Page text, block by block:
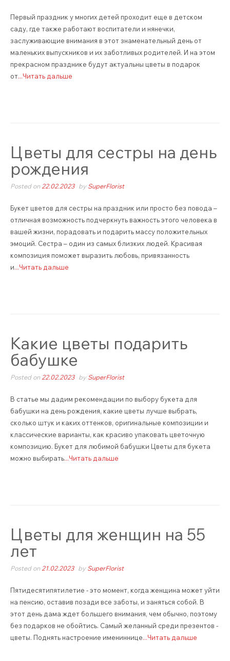
Первый праздник у многих детей проходит еще в детском
саду, где также работают воспитатели и нянечки,
заслуживающие внимания в этот знаменательный день от
маленьких выпускников и их заботливых родителей. И на этом
прекрасном празднике будут актуальны цветы в подарок
от...Читать дальше
Цветы для сестры на день
рождения
Posted on22.02.2023 by SuperFlorist
Букет цветов для сестры на праздник или просто без повода –
отличная возможность подчеркнуть важность этого человека в
вашей жизни, порадовать и подарить массу положительных
эмоций. Сестра – один из самых близких людей. Красивая
композиция поможет выразить любовь, привязанность
и...Читать дальше
Какие цветы подарить
бабушке
Posted on22.02.2023 by SuperFlorist
В статье мы дадим рекомендации по выбору букета для
бабушки на день рождения, какие цветы лучше выбрать,
сколько штук и каких оттенков, оригинальные композиции и
классические варианты, как красиво упаковать цветочную
композицию. Букет для любимой бабушки Цветы для букета
можно выбирать...Читать дальше
Цветы для женщин на 55
лет
Posted on21.02.2023 by SuperFlorist
Пятидесятипятилетие - это момент, когда женщина может уйти
на пенсию, оставив позади все заботы, и заняться собой. В
этот день дама ждет большего внимания, чем обычно, поэтому
без подарков не обойтись. Самый желанный среди презентов -
цветы. Поднять настроение имениннице...Читать дальше